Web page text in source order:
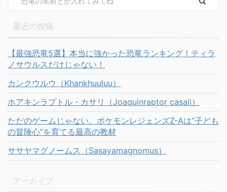
【最強恐竜5選】本当に強かった恐竜ランキング！ティラ
ノサウルスだけじゃない！
カンクウルウ（Khankhuuluu）
ホアキンラプトル・カサリ（Joaquinraptor casali）
ただのゲームじゃない。ポケモンレジェンズZ-Aは“子ども
の冒険心”を育てる最高の教材
ササヤマグノームス（Sasayamagnomus）